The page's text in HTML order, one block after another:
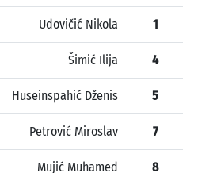
Udovičić Nikola 1
Šimić Ilija 4
Huseinspahić Dženis 5
Petrović Miroslav 7
Mujić Muhamed 8